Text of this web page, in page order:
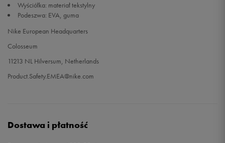
Wyściółka: materiał tekstylny
Podeszwa: EVA, guma
Nike European Headquarters
Colosseum
11213 NL Hilversum, Netherlands
Product.Safety.EMEA@nike.com
Dostawa i płatność